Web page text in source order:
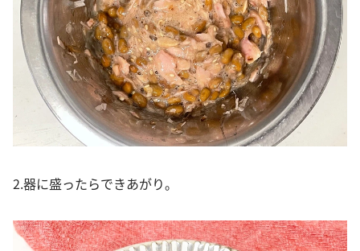
2.器に盛ったらできあがり。